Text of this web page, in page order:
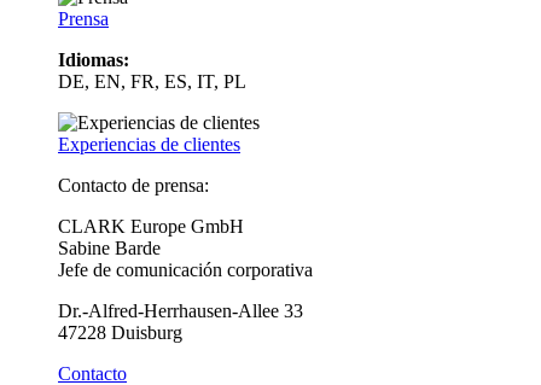
Prensa
Idiomas:
DE, EN, FR, ES, IT, PL
Experiencias de clientes
Contacto de prensa:
CLARK Europe GmbH
Sabine Barde
Jefe de comunicación corporativa
Dr.-Alfred-Herrhausen-Allee 33
47228 Duisburg
Contacto